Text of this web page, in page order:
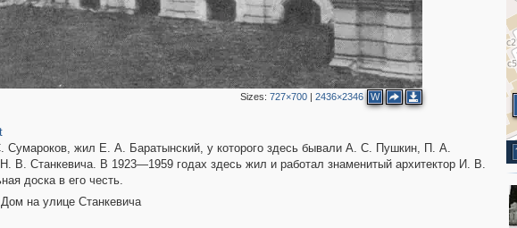
Sizes:727×700 |2436×2346 W
Сумароков, жил Е. А. Баратынский, у которого здесь бывали А. С. Пушкин, П. А.
Станкевича. В 1923—1959 годах здесь жил и работал знаменитый архитектор И. В.
доска в его честь.
на улице Станкевича
2